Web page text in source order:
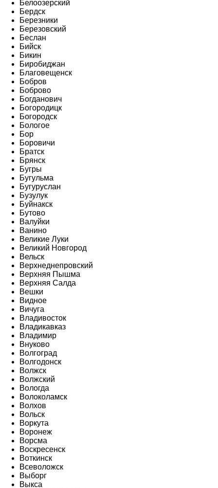
Белоозерский
Бердск
Березники
Березовский
Беслан
Бийск
Бикин
Биробиджан
Благовещенск
Бобров
Боброво
Богданович
Богородицк
Богородск
Бологое
Бор
Боровичи
Братск
Брянск
Бугры
Бугульма
Бугуруслан
Бузулук
Буйнакск
Бутово
Валуйки
Ванино
Великие Луки
Великий Новгород
Вельск
Верхнеднепровский
Верхняя Пышма
Верхняя Салда
Вешки
Видное
Вичуга
Владивосток
Владикавказ
Владимир
Внуково
Волгоград
Волгодонск
Волжск
Волжский
Вологда
Волоколамск
Волхов
Вольск
Воркута
Воронеж
Ворсма
Воскресенск
Воткинск
Всеволожск
Выборг
Выкса